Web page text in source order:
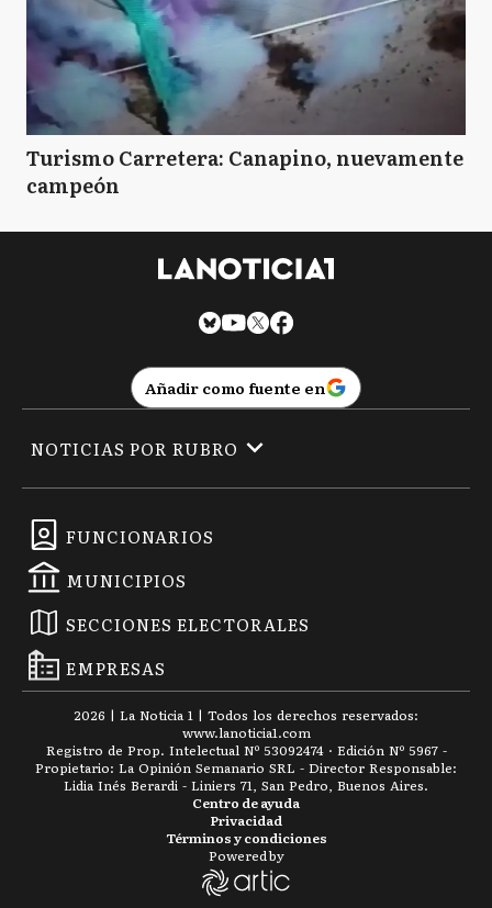
Turismo Carretera: Canapino, nuevamente
campeón
Añadir como fuente en
FUNCIONARIOS
MUNICIPIOS
SECCIONES ELECTORALES
EMPRESAS
NOTICIAS POR RUBRO
2026 | La Noticia 1 | Todos los derechos reservados:
www.lanoticia1.com
Registro de Prop. Intelectual Nº 53092474 · Edición Nº 5967 -
Propietario: La Opinión Semanario SRL - Director Responsable:
Lidia Inés Berardi - Liniers 71, San Pedro, Buenos Aires.
Términos y condiciones
Privacidad
Centro de ayuda
Powered by